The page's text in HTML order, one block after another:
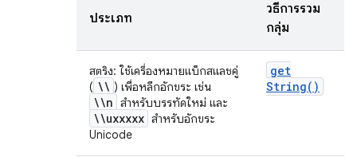
ประเภท
วิธีการรวม
กลุ่ม
สตริง: ใช้เครื่องหมายแบ็กสแลชคู่
( \\ ) เพื่อหลีกอักขระ เช่น
\\n สำหรับบรรทัดใหม่ และ
\\uxxxxx สำหรับอักขระ
Unicode
get
String( )